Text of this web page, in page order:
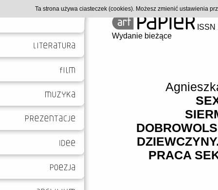
Wydanie bieżące
PRACA
Ta strona używa ciasteczek (cookies). Możesz zmienić ustawienia